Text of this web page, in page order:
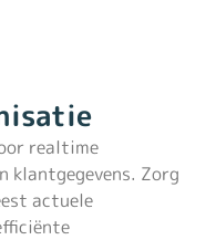
realtime
klantgegevens. Zorg
actuele